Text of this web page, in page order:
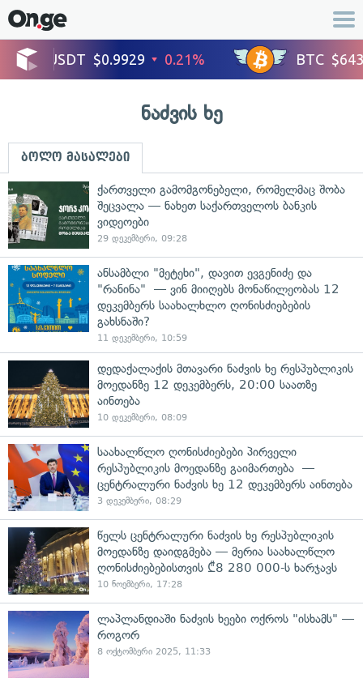
ნაძვის ხე
ბოლო მასალები
ქართველი გამომგონებელი, რომელმაც შობა
შეცვალა — ნახეთ საქართველოს ბანკის
ვიდეოები
29 დეკემბერი, 09:28
ანსამბლი "მეტეხი", დავით ევგენიძე და
"რანინა" — ვინ მიიღებს მონაწილეობას 12
დეკემბერს საახალხლო ღონისძიებების
გახსნაში?
11 დეკემბერი, 10:59
დედაქალაქის მთავარი ნაძვის ხე რესპუბლიკის
მოედანზე 12 დეკემბერს, 20:00 საათზე
აინთება
10 დეკემბერი, 08:09
საახალწლო ღონისძიებები პირველი
რესპუბლიკის მოედანზე გაიმართება —
ცენტრალური ნაძვის ხე 12 დეკემბერს აინთება
3 დეკემბერი, 08:29
წელს ცენტრალური ნაძვის ხე რესპუბლიკის
მოედანზე დაიდგმება — მერია საახალწლო
ღონისძიებებისთვის ₾8 280 000-ს ხარჯავს
10 ნოემბერი, 17:28
ლაპლანდიაში ნაძვის ხეები ოქროს "ისხამს" —
როგორ
8 ოქტომბერი 2025, 11:33